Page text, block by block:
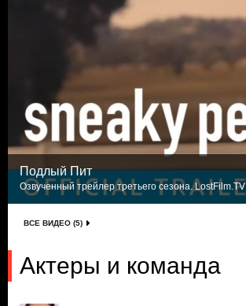
Подлый Пит
Озвученный трейлер третьего сезона. LostFilm.TV
ВСЕ ВИДЕО (5)
Актеры и команда